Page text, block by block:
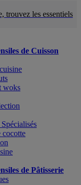
trouvez les essentiels
de Cuisson
woks
cocotte
de Pâtisserie